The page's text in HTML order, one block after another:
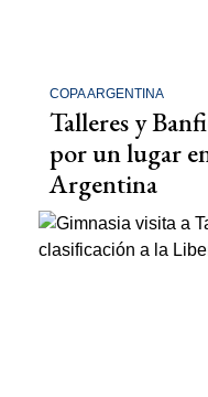
COPA ARGENTINA
Talleres y
por un lugar
Argentina